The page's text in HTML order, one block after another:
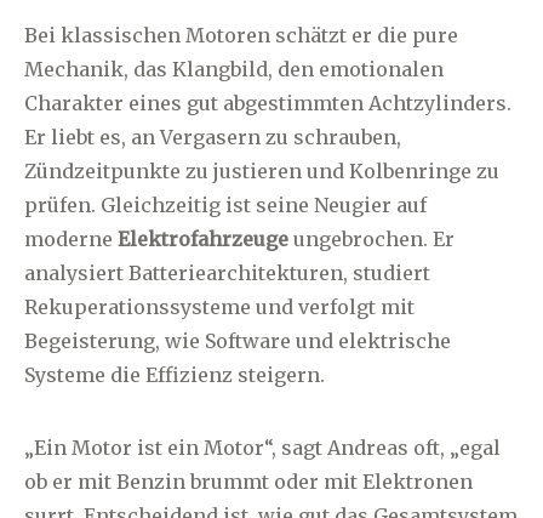
Bei klassischen Motoren schätzt er die pure
Mechanik, das Klangbild, den emotionalen
Charakter eines gut abgestimmten Achtzylinders.
Er liebt es, an Vergasern zu schrauben,
Zündzeitpunkte zu justieren und Kolbenringe zu
prüfen. Gleichzeitig ist seine Neugier auf
moderne Elektrofahrzeuge ungebrochen. Er
analysiert Batteriearchitekturen, studiert
Rekuperationssysteme und verfolgt mit
Begeisterung, wie Software und elektrische
Systeme die Effizienz steigern.
„Ein Motor ist ein Motor“, sagt Andreas oft, „egal
ob er mit Benzin brummt oder mit Elektronen